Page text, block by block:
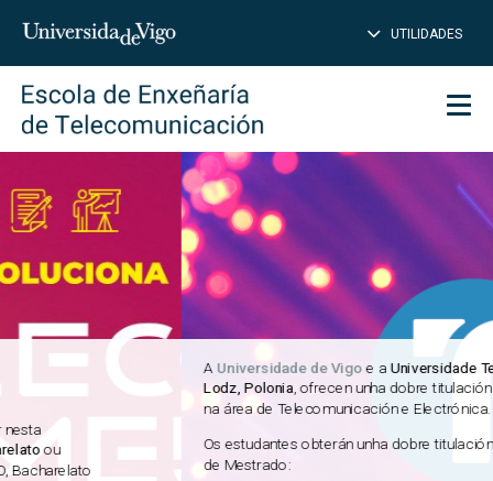
Introduce
para
buscar
UTILIDADES
Páxina principal
e aUniversidade Tecnolóxica de
, ofrecen unha dobre titulación internacional
na área de Telecomunicación e Electrónica.
Os estudantes obterán unha dobre titulación internacional
de Mestrado: